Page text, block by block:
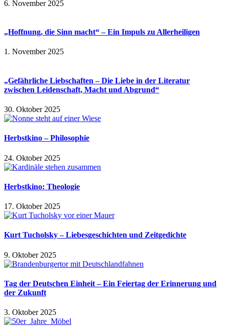
6. November 2025
„Hoffnung, die Sinn macht“ – Ein Impuls zu Allerheiligen
1. November 2025
„Gefährliche Liebschaften – Die Liebe in der Literatur
zwischen Leidenschaft, Macht und Abgrund“
30. Oktober 2025
Herbstkino – Philosophie
24. Oktober 2025
Herbstkino: Theologie
17. Oktober 2025
Kurt Tucholsky – Liebesgeschichten und Zeitgedichte
9. Oktober 2025
Tag der Deutschen Einheit – Ein Feiertag der Erinnerung und
der Zukunft
3. Oktober 2025